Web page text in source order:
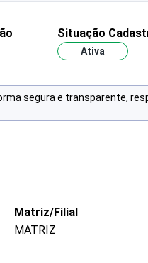
Situação
Ativa
segura e transparente,
Matriz/Filial
MATRIZ